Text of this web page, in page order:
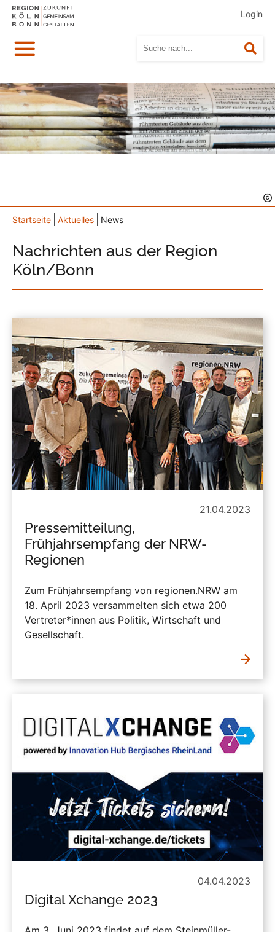
Login
Menü
Startseite Aktuelles News
Nachrichten aus der Region
Köln/Bonn
21.04.2023
Pressemitteilung,
Frühjahrsempfang der NRW-
Regionen
Zum Frühjahrsempfang von regionen.NRW am
18. April 2023 versammelten sich etwa 200
Vertreter*innen aus Politik, Wirtschaft und
Gesellschaft.
04.04.2023
Digital Xchange 2023